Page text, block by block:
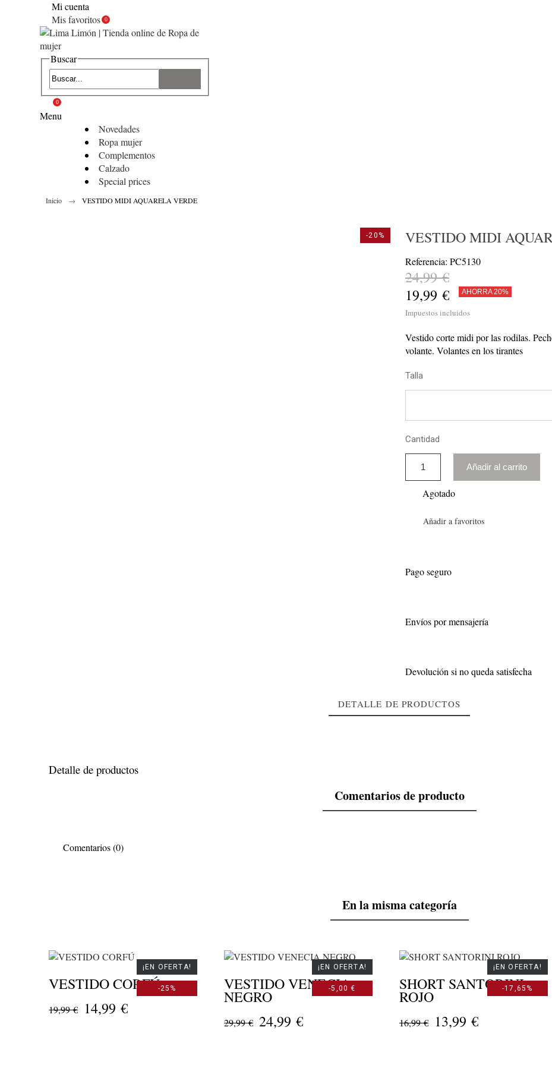
Mi cuenta
Mis favoritos
0
Buscar
0
Menu
Novedades
Ropa mujer
Complementos
Calzado
Special prices
Inicio VESTIDO MIDI AQUARELA VERDE
-20% VESTIDO MIDI
Referencia: PC5130
24,99 €
19,99 €
AHORRA 20%
Impuestos incluidos
Vestido corte midi por las rodilas.
volante. Volantes en los tirantes
Talla
Cantidad
Añadir al carrito
Agotado
Añadir a favoritos
Pago seguro
Envíos por mensajería
Devolución si no queda satisfecha
DETALLE DE PRODUCTOS
Detalle de productos
Comentarios de producto
Comentarios (0)
En la misma categoría
VESTIDO CORFÚ
19,99 € 14,99 €
¡EN OFERTA!
-25% VESTIDO VENECIA
NEGRO
29,99 € 24,99 €
¡EN OFERTA!
-5,00 € SHORT SANTORINI
ROJO
16,99 € 13,99 €
¡EN OFERTA!
-17,65%